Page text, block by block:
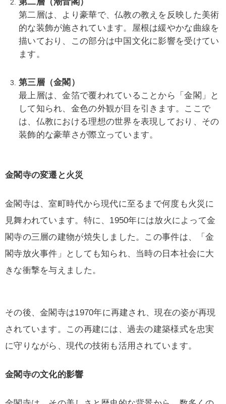
第二層は、より豪華で、仏教の教えを反映した美術
的な装飾が施されています。屋根は緩やかな曲線を
描いており、この部分は中国文化に影響を受けてい
ます。
第三層（金閣）
最上層は、金箔で覆われていることから「金閣」と
して知られ、金色の外観が目を引きます。ここで
は、仏教における理想の世界を表現しており、その
装飾的な豪華さが際立っています。
金閣寺の変遷と火災
金閣寺は、室町時代から現代に至るまで何度も火災に
見舞われています。特に、1950年には放火によって金
閣寺の三層の建物が焼失しました。この事件は、「金
閣寺放火事件」としても知られ、当時の日本社会に大
きな衝撃を与えました。
その後、金閣寺は1970年に再建され、現在の姿が再現
されています。この再建には、過去の建築様式を忠実
に守りながら、現代の技術も活用されています。
金閣寺の文化的影響